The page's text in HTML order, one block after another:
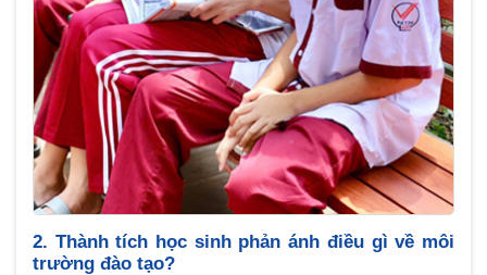
2. Thành tích học sinh phản ánh điều gì về môi
trường đào tạo?